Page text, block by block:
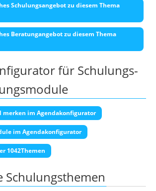
Schulungsangebot zu diesem Thema
Beratungangebot zu diesem Thema
für Schulungs-
merken im Agendakonfigurator
im Agendakonfigurator
1042Themen
Schulungsthemen